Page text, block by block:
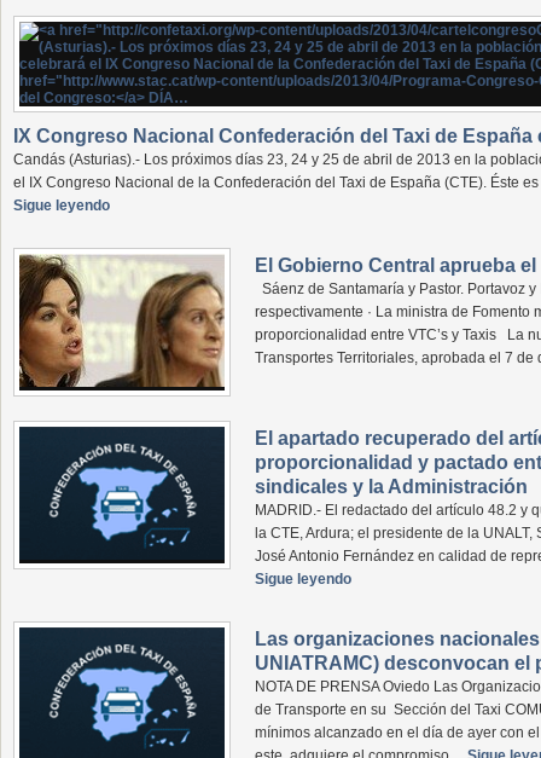
IX Congreso Nacional Confederación del Taxi de
Candás (Asturias).- Los próximos días 23, 24 y 25 de abril de 2013 en la
el IX Congreso Nacional de la Confederación del Taxi de España (CTE). Éste
Sigue leyendo
El Gobierno Central aprueba
Sáenz de Santamaría y Pastor. Portavoz
respectivamente · La ministra de Fomento
proporcionalidad entre VTC’s y Taxis La
Transportes Territoriales, aprobada el 7
El apartado recuperado del
proporcionalidad y pactado
sindicales y la Administración
MADRID.- El redactado del artículo 48.2 y
la CTE, Ardura; el presidente de la
José Antonio Fernández en calidad de
Sigue leyendo
Las organizaciones
UNIATRAMC) desconvocan el
NOTA DE PRENSA Oviedo Las
de Transporte en su Sección del Taxi
mínimos alcanzado en el día de ayer con